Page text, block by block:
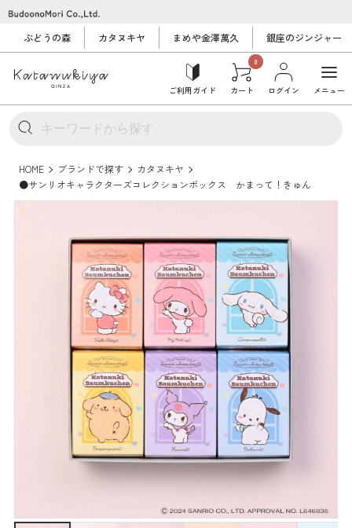
ぶどうの森 カタヌキヤ まめや金澤萬久 銀座のジンジャー
ご利用ガイド
0
カート ログイン メニュー
HOME ブランドで探す
カタヌキヤ
●サンリオキャラクターズコレクションボックス かまって！きゅん